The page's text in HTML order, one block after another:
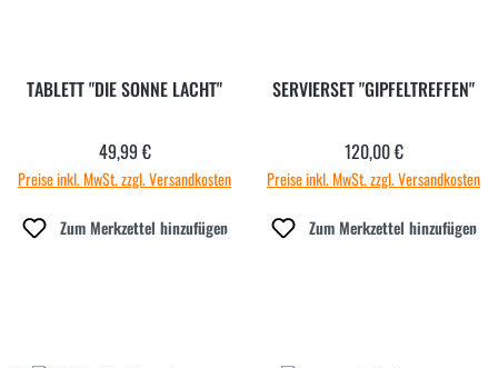
TABLETT "DIE SONNE LACHT"
Regulärer Preis:
49,99 €
Preise inkl. MwSt. zzgl. Versandkosten
Zum Merkzettel hinzufügen
SERVIERSET "GIPFELTREFFEN"
Regulärer Preis:
120,00 €
Preise inkl. MwSt. zzgl. Versandkosten
Zum Merkzettel hinzufügen